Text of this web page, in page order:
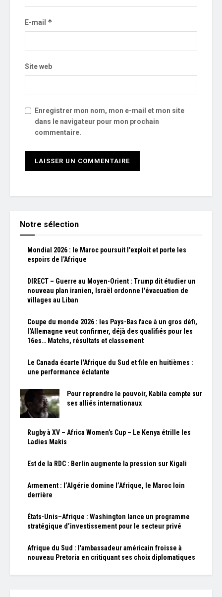
E-mail *
Site web
Enregistrer mon nom, mon e-mail et mon site
dans le navigateur pour mon prochain
commentaire.
Notre sélection
Mondial 2026 : le Maroc poursuit l'exploit et porte les
espoirs de l'Afrique
DIRECT – Guerre au Moyen-Orient : Trump dit étudier un
nouveau plan iranien, Israël ordonne l'évacuation de
villages au Liban
Coupe du monde 2026 : les Pays-Bas face à un gros défi,
l'Allemagne veut confirmer, déjà des qualifiés pour les
16es… Matchs, résultats et classement
Le Canada écarte l'Afrique du Sud et file en huitièmes :
une performance éclatante
Pour reprendre le pouvoir, Kabila compte sur
ses alliés internationaux
Rugby à XV – Africa Women’s Cup – Le Kenya étrille les
Ladies Makis
Est de la RDC : Berlin augmente la pression sur Kigali
Armement : l’Algérie domine l’Afrique, le Maroc loin
derrière
États-Unis–Afrique : Washington lance un programme
stratégique d’investissement pour le secteur privé
Afrique du Sud : l'ambassadeur américain froisse à
nouveau Pretoria en critiquant ses choix diplomatiques